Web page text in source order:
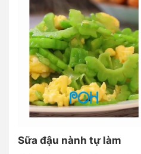
Sữa đậu nành tự làm